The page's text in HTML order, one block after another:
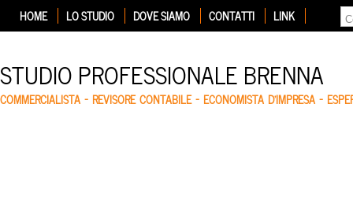
HOME LO STUDIO DOVE SIAMO CONTATTI LINK
STUDIO PROFESSIONALE BRENNA
COMMERCIALISTA – REVISORE CONTABILE – ECONOMISTA D'IMPRESA –